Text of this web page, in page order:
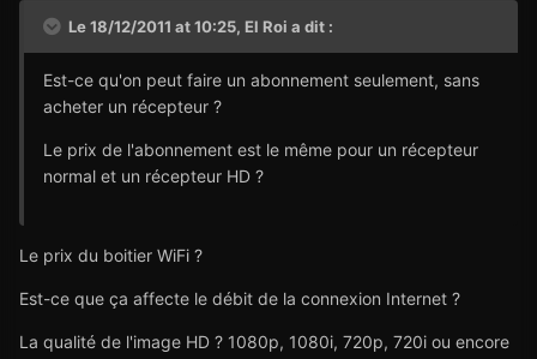
Le 18/12/2011 at 10:25, El Roi a dit :
Est-ce qu'on peut faire un abonnement seulement, sans
acheter un récepteur ?
Le prix de l'abonnement est le même pour un récepteur
normal et un récepteur HD ?
Le prix du boitier WiFi ?
Est-ce que ça affecte le débit de la connexion Internet ?
La qualité de l'image HD ? 1080p, 1080i, 720p, 720i ou encore